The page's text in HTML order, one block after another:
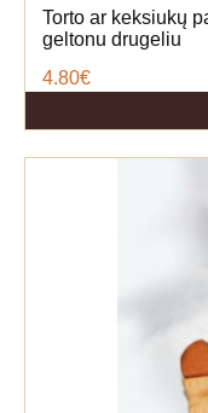
Torto ar keksiukų
geltonu drugeliu
4.80€